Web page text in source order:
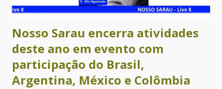
Nosso Sarau encerra atividades
deste ano em evento com
participação do Brasil,
Argentina, México e Colômbia